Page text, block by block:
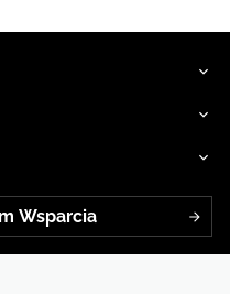
Wsparcia